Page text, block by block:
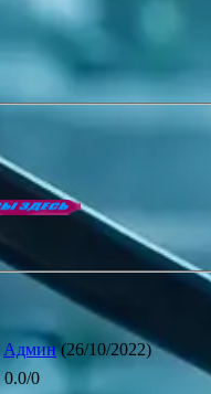
Админ(26/10/2022)
0.0/0